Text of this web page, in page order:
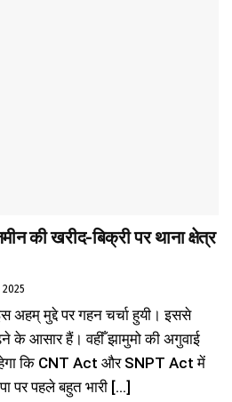
की खरीद-बिक्री पर थाना क्षेत्र
2025
मुद्दे पर गहन चर्चा हुयी। इससे
के आसार हैं। वहीँ झामुमो की अगुवाई
कि CNT Act और SNPT Act में
पर पहले बहुत भारी [...]